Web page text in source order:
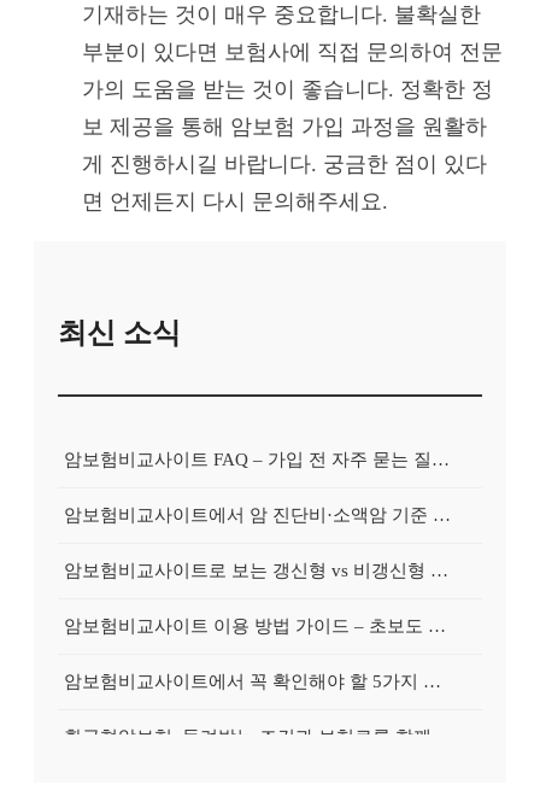
기재하는 것이 매우 중요합니다. 불확실한
부분이 있다면 보험사에 직접 문의하여 전문
가의 도움을 받는 것이 좋습니다. 정확한 정
보 제공을 통해 암보험 가입 과정을 원활하
게 진행하시길 바랍니다. 궁금한 점이 있다
면 언제든지 다시 문의해주세요.
최신 소식
암보험비교사이트 FAQ – 가입 전 자주 묻는 질문 정리
암보험비교사이트에서 암 진단비·소액암 기준 제대로 비교하기
암보험비교사이트로 보는 갱신형 vs 비갱신형 암보험 차이
암보험비교사이트 이용 방법 가이드 – 초보도 쉽게 비교하는 순서
암보험비교사이트에서 꼭 확인해야 할 5가지 비교 포인트